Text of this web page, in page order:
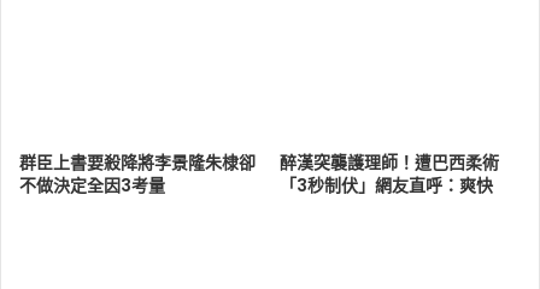
群臣上書要殺降將李景隆朱棣卻
不做決定全因3考量
醉漢突襲護理師！遭巴西柔術
「3秒制伏」網友直呼：爽快